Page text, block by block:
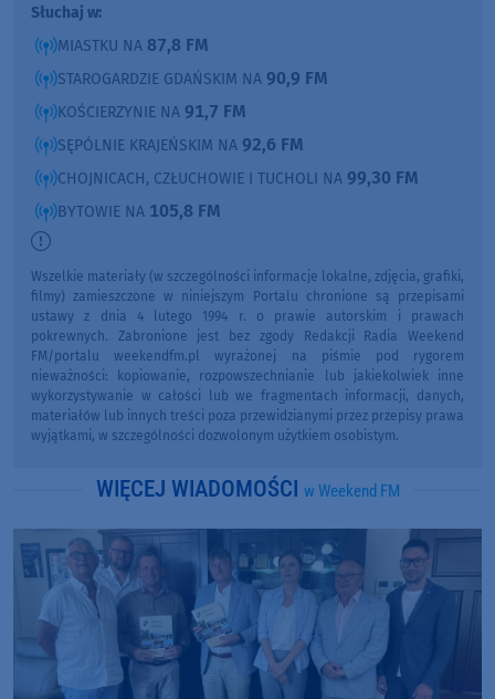
Słuchaj w:
MIASTKU NA 87,8 FM
STAROGARDZIE GDAŃSKIM NA 90,9 FM
KOŚCIERZYNIE NA 91,7 FM
SĘPÓLNIE KRAJEŃSKIM NA 92,6 FM
CHOJNICACH, CZŁUCHOWIE I TUCHOLI NA 99,30 FM
BYTOWIE NA 105,8 FM
Wszelkie materiały (w szczególności informacje lokalne, zdjęcia, grafiki,
filmy) zamieszczone w niniejszym Portalu chronione są przepisami
ustawy z dnia 4 lutego 1994 r. o prawie autorskim i prawach
pokrewnych. Zabronione jest bez zgody Redakcji Radia Weekend
FM/portalu weekendfm.pl wyrażonej na piśmie pod rygorem
nieważności: kopiowanie, rozpowszechnianie lub jakiekolwiek inne
wykorzystywanie w całości lub we fragmentach informacji, danych,
materiałów lub innych treści poza przewidzianymi przez przepisy prawa
wyjątkami, w szczególności dozwolonym użytkiem osobistym.
WIĘCEJ WIADOMOŚCI w Weekend FM